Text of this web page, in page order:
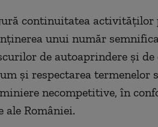
continuitatea activităţilor
unui număr
de autoaprindere şi de
şi respectarea
necompetitive, în
ale României.